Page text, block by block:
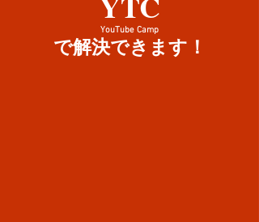
YouTube Camp
で解決できます！